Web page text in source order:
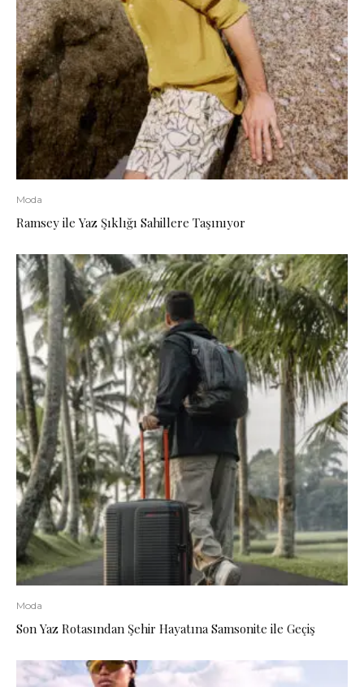
Moda
Ramsey ile Yaz Şıklığı Sahillere Taşınıyor
Moda
Son Yaz Rotasından Şehir Hayatına Samsonite ile Geçiş